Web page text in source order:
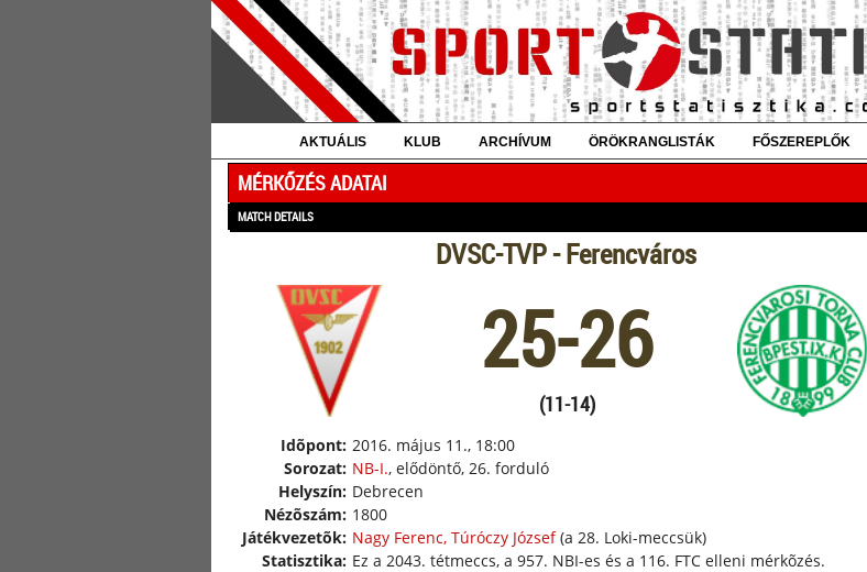
AKTUÁLIS KLUB ARCHÍVUM ÖRÖKRANGLISTÁK FŐSZEREPLŐK
MÉRKŐZÉS ADATAI
MATCH DETAILS
DVSC-TVP - Ferencváros
25-26
(11-14)
Idõpont: 2016. május 11., 18:00
Sorozat: NB-I., elődöntő, 26. forduló
Helyszín: Debrecen
Nézõszám: 1800
Játékvezetõk: Nagy Ferenc, Túróczy József (a 28. Loki-meccsük)
Statisztika: Ez a 2043. tétmeccs, a 957. NBI-es és a 116. FTC elleni mérkõzés.